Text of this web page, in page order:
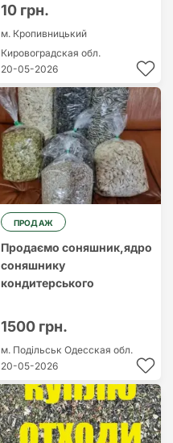
10 грн.
м. Кропивницький
Кировоградская обл.
20-05-2026
ПРОДАЖ
Продаємо соняшник,ядро
соняшнику
кондитерського
1500 грн.
м. Подільськ Одесская обл.
20-05-2026